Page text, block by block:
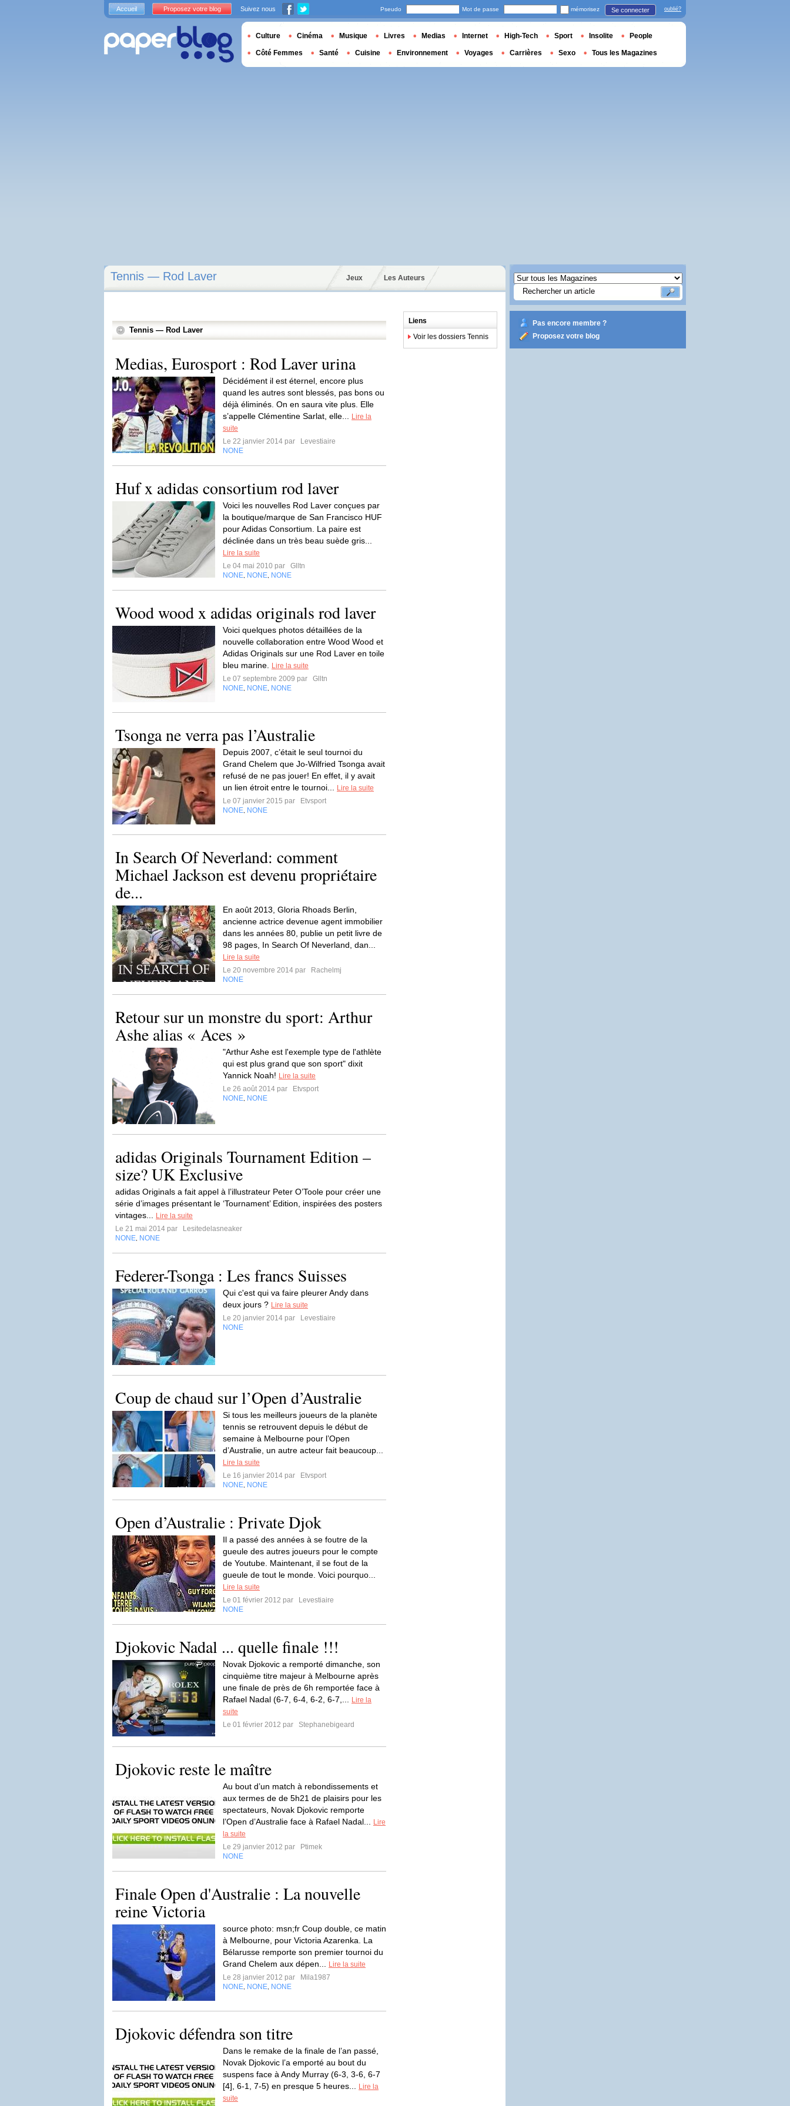
Tennis — Rod Laver Jeux Les Auteurs
Tennis — Rod Laver
Medias, Eurosport : Rod Laver urina
Décidément il est éternel, encore plus
quand les autres sont blessés, pas bons ou
déjà éliminés. On en saura vite plus. Elle
s’appelle Clémentine Sarlat, elle...
Lire la
suite
Le 22 janvier 2014 par
Levestiaire
NONE
Huf x adidas consortium rod laver
Voici les nouvelles Rod Laver conçues par
la boutique/marque de San Francisco HUF
pour Adidas Consortium. La paire est
déclinée dans un très beau suède gris...
Lire la suite
Le 04 mai 2010 par
Glltn
NONE NONE NONE
Wood wood x adidas originals rod laver
Voici quelques photos détaillées de la
nouvelle collaboration entre Wood Wood et
Adidas Originals sur une Rod Laver en toile
bleu marine.
Lire la suite
Le 07 septembre 2009 par
Glltn
NONE NONE NONE
Tsonga ne verra pas l’Australie
Depuis 2007, c’était le seul tournoi du
Grand Chelem que Jo-Wilfried Tsonga avait
refusé de ne pas jouer! En effet, il y avait
un lien étroit entre le tournoi...
Lire la suite
Le 07 janvier 2015 par
Etvsport
NONE NONE
In Search Of Neverland: comment
Michael Jackson est devenu propriétaire
de...
En août 2013, Gloria Rhoads Berlin,
ancienne actrice devenue agent immobilier
dans les années 80, publie un petit livre de
98 pages, In Search Of Neverland, dan...
Lire la suite
Le 20 novembre 2014 par
Rachelmj
NONE
Retour sur un monstre du sport: Arthur
Ashe alias « Aces »
"Arthur Ashe est l'exemple type de l'athlète
qui est plus grand que son sport" dixit
Yannick Noah! Lire la suite
Le 26 août 2014 par
Etvsport
NONE NONE
adidas Originals Tournament Edition –
size? UK Exclusive
adidas Originals a fait appel à l’illustrateur Peter O’Toole pour créer une
série d’images présentant le ‘Tournament’ Edition, inspirées des posters
vintages...
Lire la suite
Le 21 mai 2014 par
Lesitedelasneaker
NONE NONE
Federer-Tsonga : Les francs Suisses
Qui c'est qui va faire pleurer Andy dans
deux jours ? Lire la suite
Le 20 janvier 2014 par
Levestiaire
NONE
Coup de chaud sur l’Open d’Australie
Si tous les meilleurs joueurs de la planète
tennis se retrouvent depuis le début de
semaine à Melbourne pour l’Open
d’Australie, un autre acteur fait beaucoup...
Lire la suite
Le 16 janvier 2014 par
Etvsport
NONE NONE
Open d’Australie : Private Djok
Il a passé des années à se foutre de la
gueule des autres joueurs pour le compte
de Youtube. Maintenant, il se fout de la
gueule de tout le monde. Voici pourquo...
Lire la suite
Le 01 février 2012 par
Levestiaire
NONE
Djokovic Nadal ... quelle finale !!!
Novak Djokovic a remporté dimanche, son
cinquième titre majeur à Melbourne après
une finale de près de 6h remportée face à
Rafael Nadal (6-7, 6-4, 6-2, 6-7,...
Lire la
suite
Le 01 février 2012 par
Stephanebigeard
Djokovic reste le maître
Au bout d’un match à rebondissements et
aux termes de de 5h21 de plaisirs pour les
spectateurs, Novak Djokovic remporte
l’Open d’Australie face à Rafael Nadal...
Lire
la suite
Le 29 janvier 2012 par
Ptimek
NONE
Finale Open d'Australie : La nouvelle
reine Victoria
source photo: msn;fr Coup double, ce matin
à Melbourne, pour Victoria Azarenka. La
Bélarusse remporte son premier tournoi du
Grand Chelem aux dépen...
Lire la suite
Le 28 janvier 2012 par
Mila1987
NONE NONE NONE
Djokovic défendra son titre
Dans le remake de la finale de l’an passé,
Novak Djokovic l’a emporté au bout du
suspens face à Andy Murray (6-3, 3-6, 6-7
[4], 6-1, 7-5) en presque 5 heures...
Lire la
suite
Liens
Voir les dossiers Tennis
Pas encore membre ?
Proposez votre blog
Accueil Proposez votre blog Suivez nous Pseudo Mot de passe mémorisez Se connecter oublié?
Culture Cinéma Musique Livres Medias Internet High-Tech Sport Insolite People
Côté Femmes Santé Cuisine Environnement Voyages Carrières Sexo Tous les Magazines